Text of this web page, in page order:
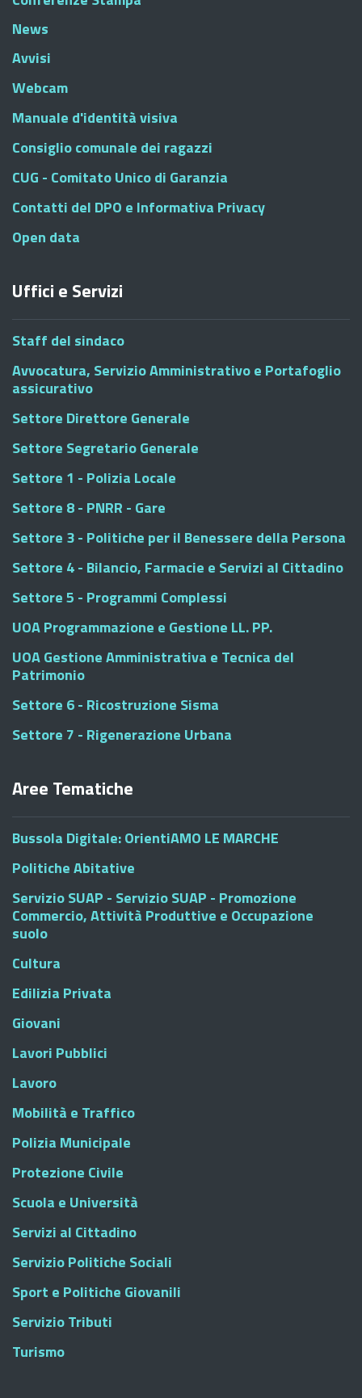
News
Avvisi
Webcam
Manuale d'identità visiva
Consiglio comunale dei ragazzi
CUG - Comitato Unico di Garanzia
Contatti del DPO e Informativa Privacy
Open data
Uffici e Servizi
Staff del sindaco
Avvocatura, Servizio Amministrativo e Portafoglio
assicurativo
Settore Direttore Generale
Settore Segretario Generale
Settore 1 - Polizia Locale
Settore 8 - PNRR - Gare
Settore 3 - Politiche per il Benessere della Persona
Settore 4 - Bilancio, Farmacie e Servizi al Cittadino
Settore 5 - Programmi Complessi
UOA Programmazione e Gestione LL. PP.
UOA Gestione Amministrativa e Tecnica del
Patrimonio
Settore 6 - Ricostruzione Sisma
Settore 7 - Rigenerazione Urbana
Aree Tematiche
Bussola Digitale: OrientiAMO LE MARCHE
Politiche Abitative
Servizio SUAP - Servizio SUAP - Promozione
Commercio, Attività Produttive e Occupazione
suolo
Cultura
Edilizia Privata
Giovani
Lavori Pubblici
Lavoro
Mobilità e Traffico
Polizia Municipale
Protezione Civile
Scuola e Università
Servizi al Cittadino
Servizio Politiche Sociali
Sport e Politiche Giovanili
Servizio Tributi
Turismo